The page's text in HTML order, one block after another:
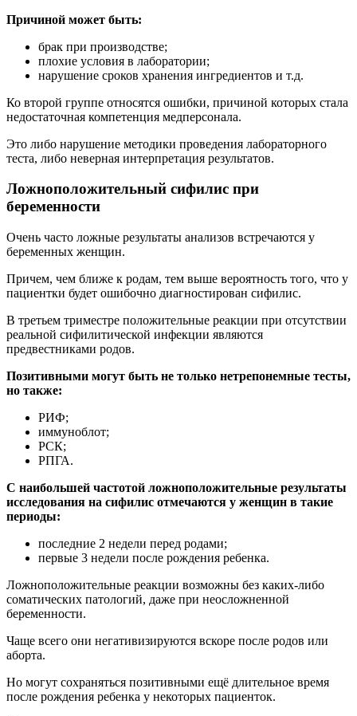
Причиной может быть:
брак при производстве;
плохие условия в лаборатории;
нарушение сроков хранения ингредиентов и т.д.
Ко второй группе относятся ошибки, причиной которых стала
недостаточная компетенция медперсонала.
Это либо нарушение методики проведения лабораторного
теста, либо неверная интерпретация результатов.
Ложноположительный сифилис при
беременности
Очень часто ложные результаты анализов встречаются у
беременных женщин.
Причем, чем ближе к родам, тем выше вероятность того, что у
пациентки будет ошибочно диагностирован сифилис.
В третьем триместре положительные реакции при отсутствии
реальной сифилитической инфекции являются
предвестниками родов.
Позитивными могут быть не только нетрепонемные тесты,
но также:
РИФ;
иммуноблот;
РСК;
РПГА.
С наибольшей частотой ложноположительные результаты
исследования на сифилис отмечаются у женщин в такие
периоды:
последние 2 недели перед родами;
первые 3 недели после рождения ребенка.
Ложноположительные реакции возможны без каких-либо
соматических патологий, даже при неосложненной
беременности.
Чаще всего они негативизируются вскоре после родов или
аборта.
Но могут сохраняться позитивными ещё длительное время
после рождения ребенка у некоторых пациенток.